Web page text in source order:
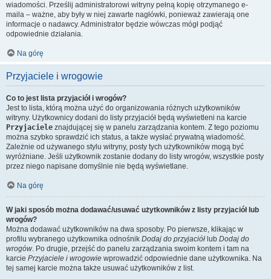
wiadomości. Prześlij administratorowi witryny pełną kopię otrzymanego e-
maila – ważne, aby były w niej zawarte nagłówki, ponieważ zawierają one
informacje o nadawcy. Administrator będzie wówczas mógł podjąć
odpowiednie działania.
Na górę
Przyjaciele i wrogowie
Co to jest lista przyjaciół i wrogów?
Jest to lista, którą można użyć do organizowania różnych użytkowników
witryny. Użytkownicy dodani do listy przyjaciół będą wyświetleni na karcie
Przyjaciele znajdującej się w panelu zarządzania kontem. Z tego poziomu
można szybko sprawdzić ich status, a także wysłać prywatną wiadomość.
Zależnie od używanego stylu witryny, posty tych użytkowników mogą być
wyróżniane. Jeśli użytkownik zostanie dodany do listy wrogów, wszystkie posty
przez niego napisane domyślnie nie będą wyświetlane.
Na górę
W jaki sposób można dodawać/usuwać użytkowników z listy przyjaciół lub
wrogów?
Można dodawać użytkowników na dwa sposoby. Po pierwsze, klikając w
profilu wybranego użytkownika odnośnik Dodaj do przyjaciół lub Dodaj do
wrogów. Po drugie, przejść do panelu zarządzania swoim kontem i tam na
karcie Przyjaciele i wrogowie wprowadzić odpowiednie dane użytkownika. Na
tej samej karcie można także usuwać użytkowników z list.